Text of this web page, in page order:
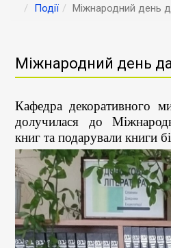
Події
Міжнародний день
Міжнародний день
Кафедра декоративного
долучилася до
книг та подарували книги